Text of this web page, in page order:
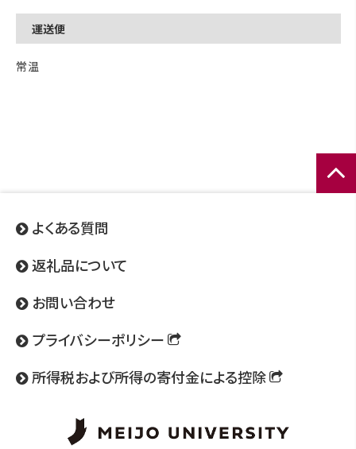
運送便
常温
ページ
よくある質問
返礼品について
お問い合わせ
プライバシーポリシー
所得税および所得の寄付金による控除